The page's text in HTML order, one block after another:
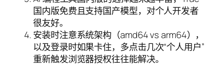
国内版免费且支持国产模型，对个人开发者
很友好。
安装时注意系统架构（amd64 vs arm64），
以及登录时如果卡住，多点击几次“个人用户”
重新触发浏览器授权往往能解决。